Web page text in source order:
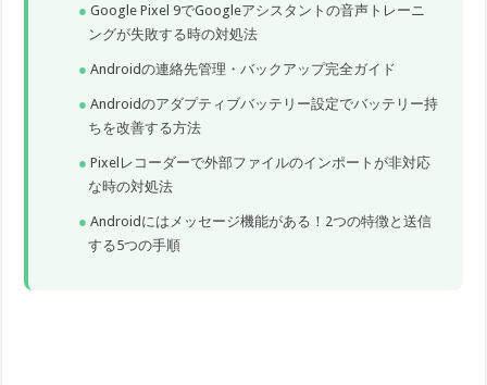
Google Pixel 9でGoogleアシスタントの音声トレーニ
ングが失敗する時の対処法
Androidの連絡先管理・バックアップ完全ガイド
Androidのアダプティブバッテリー設定でバッテリー持
ちを改善する方法
Pixelレコーダーで外部ファイルのインポートが非対応
な時の対処法
Androidにはメッセージ機能がある！2つの特徴と送信
する5つの手順